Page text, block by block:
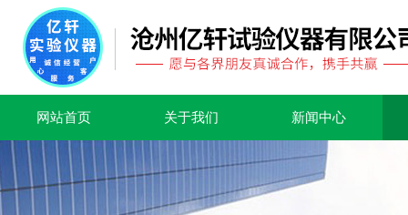
网站首页 关于我们 新闻中心